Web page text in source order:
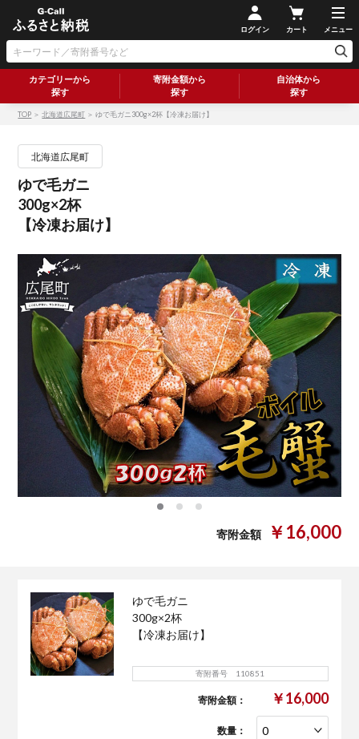
ログイン カート メニュー
カテゴリーから
探す
寄附金額から
探す
自治体から
探す
TOP ＞北海道広尾町 ＞ ゆで毛ガニ300g×2杯【冷凍お届け】
北海道広尾町
ゆで毛ガニ
300g×2杯
【冷凍お届け】
寄附金額 ￥16,000
ゆで毛ガニ
300g×2杯
【冷凍お届け】
寄附番号 110851
寄附金額： ￥16,000
数量：